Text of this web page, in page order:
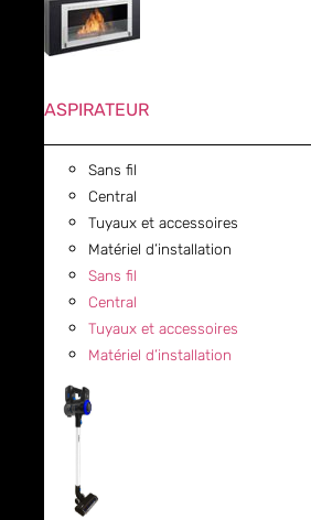
ASPIRATEUR
Sans fil
Central
Tuyaux et accessoires
Matériel d’installation
Sans fil
Central
Tuyaux et accessoires
Matériel d’installation